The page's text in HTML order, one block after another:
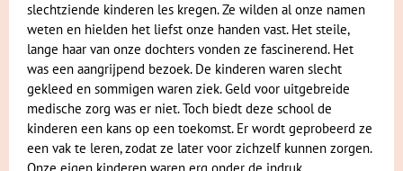
slechtziende kinderen les kregen. Ze wilden al onze namen
weten en hielden het liefst onze handen vast. Het steile,
lange haar van onze dochters vonden ze fascinerend. Het
was een aangrijpend bezoek. De kinderen waren slecht
gekleed en sommigen waren ziek. Geld voor uitgebreide
medische zorg was er niet. Toch biedt deze school de
kinderen een kans op een toekomst. Er wordt geprobeerd ze
een vak te leren, zodat ze later voor zichzelf kunnen zorgen.